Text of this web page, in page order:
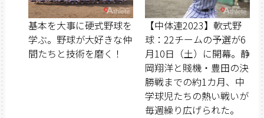
基本を大事に硬式野球を
学ぶ。野球が大好きな仲
間たちと技術を磨く！
【中体連2023】軟式野
球：22チームの予選が6
月10日（土）に開幕。静
岡翔洋と賤機・豊田の決
勝戦までの約1カ月、中
学球児たちの熱い戦いが
毎週繰り広げられた。